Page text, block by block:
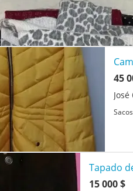
45
José
Tapado
15 000 $